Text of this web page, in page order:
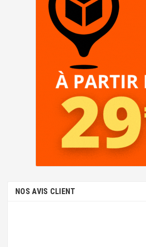
LEXMARK MX510/610
LEXMARK E232
NOS AVIS CLIENT